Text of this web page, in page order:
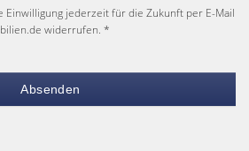
Einwilligung jederzeit für die Zukunft per E-Mail
widerrufen. *
Absenden